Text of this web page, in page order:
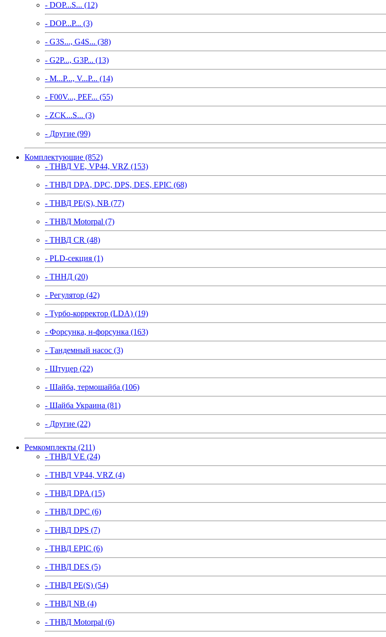
- DOP...S... (12)
- DOP...P... (3)
- G3S..., G4S... (38)
- G2P..., G3P... (13)
- M...P..., V...P... (14)
- F00V..., PEF... (55)
- ZCK...S... (3)
- Другие (99)
Комплектующие (852)
- ТНВД VE, VP44, VRZ (153)
- ТНВД DPA, DPC, DPS, DES, EPIC (68)
- ТНВД PE(S), NB (77)
- ТНВД Motorpal (7)
- ТНВД CR (48)
- PLD-секция (1)
- ТННД (20)
- Регулятор (42)
- Турбо-корректор (LDA) (19)
- Форсунка, н-форсунка (163)
- Тандемный насос (3)
- Штуцер (22)
- Шайба, термошайба (106)
- Шайба Украина (81)
- Другие (22)
Ремкомплекты (211)
- ТНВД VE (24)
- ТНВД VP44, VRZ (4)
- ТНВД DPA (15)
- ТНВД DPC (6)
- ТНВД DPS (7)
- ТНВД EPIC (6)
- ТНВД DES (5)
- ТНВД PE(S) (54)
- ТНВД NB (4)
- ТНВД Motorpal (6)